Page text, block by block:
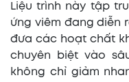
Liệu trình này tập
ứng viêm đang diễn
đưa các hoạt chất
chuyên biệt vào
không chỉ giảm